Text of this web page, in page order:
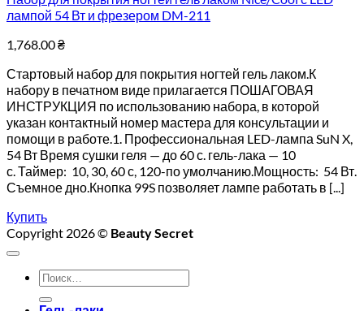
лампой 54 Вт и фрезером DM-211
1,768.00₴
Стартовый набор для покрытия ногтей гель лаком.К
набору в печатном виде прилагается ПОШАГОВАЯ
ИНСТРУКЦИЯ по использованию набора, в которой
указан контактный номер мастера для консультации и
помощи в работе.1. Профессиональная LED-лампа SuN X,
54 Вт Время сушки геля — до 60 с. гель-лака — 10
с. Таймер: 10, 30, 60 с, 120-по умолчанию.Мощность: 54 Вт.
Съемное дно.Кнопка 99S позволяет лампе работать в [...]
Купить
Copyright 2026 © Beauty Secret
Искать: